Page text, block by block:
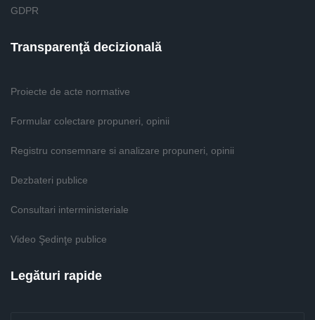
GDPR
Transparenţă decizională
Proiecte de acte normative
Formular colectare propuneri, opinii
Registru consemnare si analizare propuneri, opinii
Dezbateri publice
Consultari interministeriale
Video Şedinţe publice
Legături rapide